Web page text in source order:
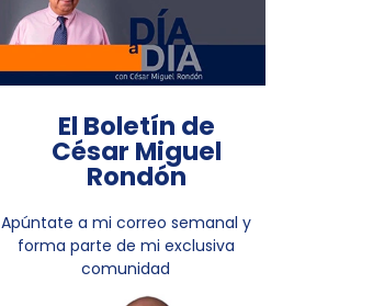
El Boletín de
César Miguel
Rondón
Apúntate a mi correo semanal y
forma parte de mi exclusiva
comunidad